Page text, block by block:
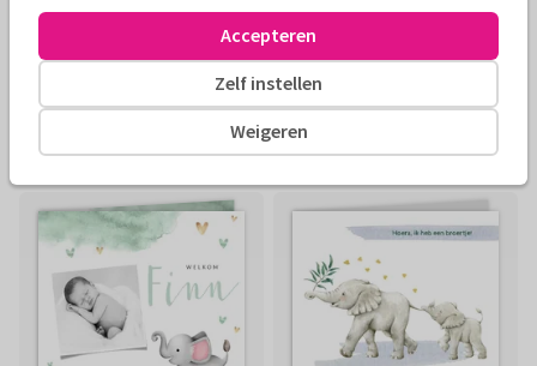
Weigeren
Zelf instellen
Accepteren